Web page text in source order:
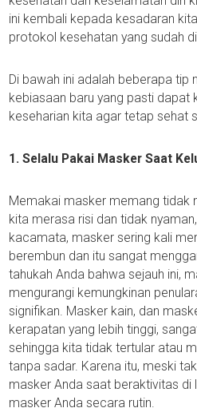
ini kembali kepada kesadaran
protokol kesehatan yang sudah
Di bawah ini adalah beberapa tip
kebiasaan baru yang pasti dapat
keseharian kita agar tetap sehat
1. Selalu Pakai Masker Saat
Memakai masker memang tidak
kita merasa risi dan tidak
kacamata, masker sering kali
berembun dan itu sangat
tahukah Anda bahwa sejauh ini,
mengurangi kemungkinan
signifikan. Masker kain, dan
kerapatan yang lebih tinggi,
sehingga kita tidak tertular atau
tanpa sadar. Karena itu, meski
masker Anda saat beraktivitas di
masker Anda secara rutin.